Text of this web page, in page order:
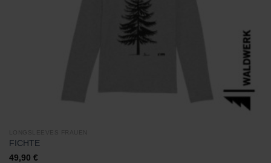
LONGSLEEVES FRAUEN
FICHTE
49,90 €